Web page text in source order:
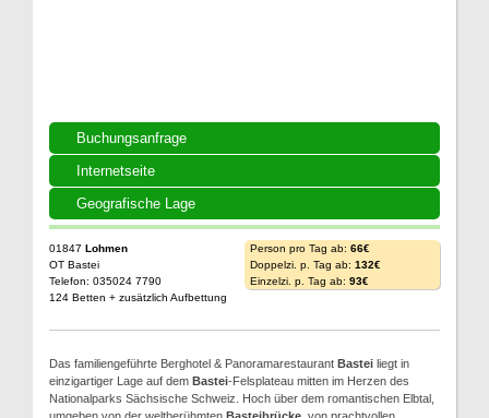
Buchungsanfrage
Internetseite
Geografische Lage
01847 Lohmen
OT Bastei
Telefon: 035024 7790
124 Betten + zusätzlich Aufbettung
Person pro Tag ab: 66€
Doppelzi. p. Tag ab: 132€
Einzelzi. p. Tag ab: 93€
Das familiengeführte Berghotel & Panoramarestaurant Bastei liegt in
einzigartiger Lage auf dem Bastei-Felsplateau mitten im Herzen des
Nationalparks Sächsische Schweiz. Hoch über dem romantischen Elbtal,